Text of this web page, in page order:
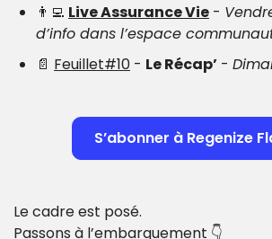
👨‍💻 Live Assurance Vie -
d’info dans l’espace
📄 Feuillet#10 - Le Récap’ -
S’abonner à Regenize
Le cadre est posé.
Passons à l’embarquement 👇